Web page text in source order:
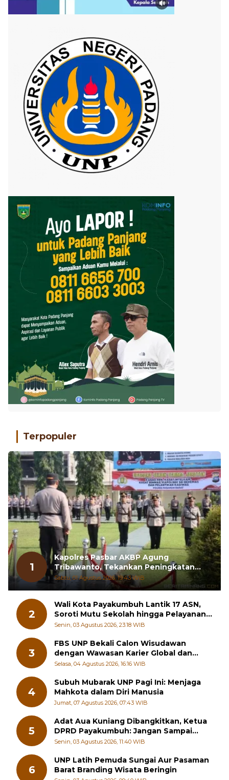
1
Kapolres Pasbar AKBP Agung
Tribawanto, Tekankan Peningkatan
Pelayanan dan Sinergi dengan
Masyarakat
Sabtu, 01 Agustus 2026, 19:43 WIB
2
Wali Kota Payakumbuh Lantik 17 ASN,
Soroti Mutu Sekolah hingga Pelayanan
RSUD
Senin, 03 Agustus 2026, 23:18 WIB
3
FBS UNP Bekali Calon Wisudawan
dengan Wawasan Karier Global dan
Kewirausahaan Kreatif
Selasa, 04 Agustus 2026, 16:16 WIB
4
Subuh Mubarak UNP Pagi Ini: Menjaga
Mahkota dalam Diri Manusia
Jumat, 07 Agustus 2026, 07:43 WIB
5
Adat Aua Kuniang Dibangkitkan, Ketua
DPRD Payakumbuh: Jangan Sampai
Generasi Muda Hilang Jati Diri
Senin, 03 Agustus 2026, 11:40 WIB
6
UNP Latih Pemuda Sungai Aur Pasaman
Barat Branding Wisata Beringin
Senin, 03 Agustus 2026, 09:40 WIB